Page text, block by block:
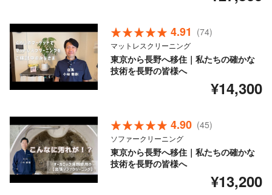
4.91 (74)
マットレスクリーニング
東京から長野へ移住｜私たちの確かな
技術を長野の皆様へ
¥14,300
4.90 (45)
ソファークリーニング
東京から長野へ移住｜私たちの確かな
技術を長野の皆様へ
¥13,200